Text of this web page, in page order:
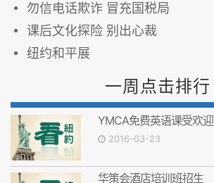
勿信电话欺诈 冒充国税局
课后文化探险 别出心裁
纽约和平展
一周点击排行
YMCA免费英语课受欢迎
2016-03-23
华策会酒店培训班招生